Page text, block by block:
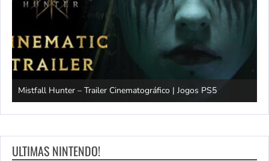
Mistfall Hunter – Trailer Cinematográfico | Jogos PS5
ULTIMAS NINTENDO!